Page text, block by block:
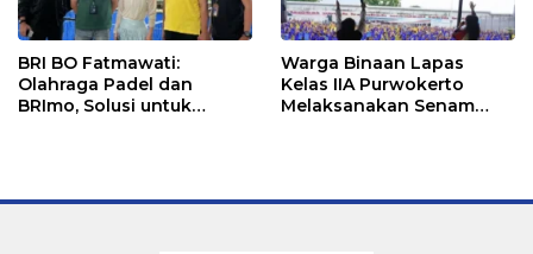
BRI BO Fatmawati:
Olahraga Padel dan
BRImo, Solusi untuk
Warga Binaan Lapas
Kelas IIA Purwokerto
Melaksanakan Senam